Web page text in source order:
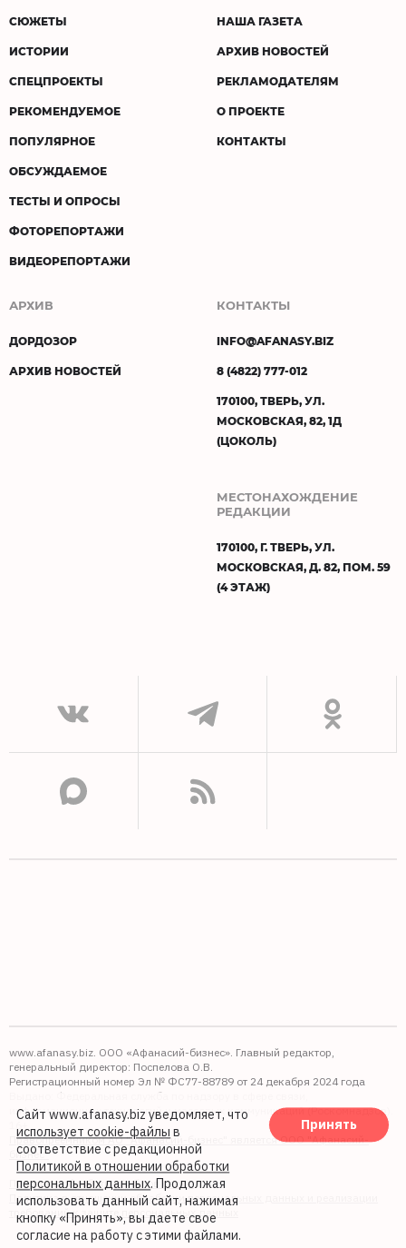
СЮЖЕТЫ
ИСТОРИИ
СПЕЦПРОЕКТЫ
РЕКОМЕНДУЕМОЕ
ПОПУЛЯРНОЕ
ОБСУЖДАЕМОЕ
ТЕСТЫ И ОПРОСЫ
ФОТОРЕПОРТАЖИ
ВИДЕОРЕПОРТАЖИ
НАША ГАЗЕТА
АРХИВ НОВОСТЕЙ
РЕКЛАМОДАТЕЛЯМ
О ПРОЕКТЕ
КОНТАКТЫ
АРХИВ
ДОРДОЗОР
АРХИВ НОВОСТЕЙ
КОНТАКТЫ
INFO@AFANASY.BIZ
8 (4822) 777-012
170100, ТВЕРЬ, УЛ.
МОСКОВСКАЯ, 82, 1Д
(ЦОКОЛЬ)
МЕСТОНАХОЖДЕНИЕ
РЕДАКЦИИ
170100, Г. ТВЕРЬ, УЛ.
МОСКОВСКАЯ, Д. 82, ПОМ. 59
(4 ЭТАЖ)
www.afanasy.biz. ООО «Афанасий-бизнес». Главный редактор,
генеральный директор: Поспелова О.В.
Регистрационный номер Эл № ФС77-88789 от 24 декабря 2024 года
Выдано: Федеральная служба по надзору в сфере связи,
информационных технологий и массовых коммуникаций (Роскомнадзор).
Правопреемником АО "Афанасий-бизнес" является ООО "Афанасий-
бизнес"
Политика обработки файлов cookie
Политика в отношении обработки персональных данных и реализации
требований к защите персональных данных
Сайт www.afanasy.biz уведомляет, что
использует cookie-файлы в
соответствие с редакционной
Политикой в отношении обработки
персональных данных. Продолжая
использовать данный сайт, нажимая
кнопку «Принять», вы даете свое
согласие на работу с этими файлами.
Принять